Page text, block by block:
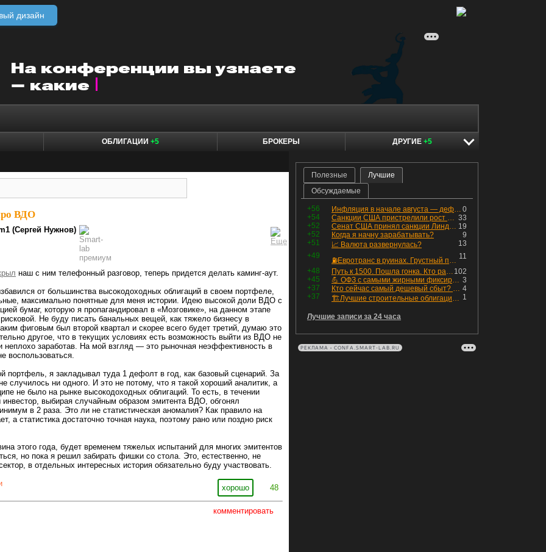
дизайн
ОБЛИГАЦИИ +5 БРОКЕРЫ ДРУГИЕ +5
ВДО
(Сергей Нужнов)
наш с ним телефонный разговор, теперь придется делать каминг-аут.
от большинства высокодоходных облигаций в своем портфеле,
максимально понятные для меня истории. Идею высокой доли ВДО с
бумаг, которую я пропагандировал в «Мозговике», на данном этапе
Не буду писать банальных вещей, как тяжело бизнесу в
фиговым был второй квартал и скорее всего будет третий, думаю это
другое, что в текущих условиях есть возможность выйти из ВДО не
неплохо заработав. На мой взгляд — это рыночная неэффективность в
воспользоваться.
портфель, я закладывал туда 1 дефолт в год, как базовый сценарий. За
случилось ни одного. И это не потому, что я такой хороший аналитик, а
не было на рынке высокодоходных облигаций. То есть, в течении
инвестор, выбирая случайным образом эмитента ВДО, обгонял
в 2 раза. Это ли не статистическая аномалия? Как правило на
а статистика достаточно точная наука, поэтому рано или поздно риск
этого года, будет временем тяжелых испытаний для многих эмитентов
но пока я решил забирать фишки со стола. Это, естественно, не
в отдельных интересных история обязательно буду участвовать.
хорошо 48
комментировать
Полезные
Лучшие
Обсуждаемые
+56 0
Инфляция в начале августа — дефляция из-за топлива и плодоовощной корзины, но услуги продолжают дорожать, а рубль начал ослабевать.
+54
33
Санкции США пристрелили рост акций в России
+52
19
Сенат США принял санкции Линдси Грэма против России
+52
9
Когда я начну зарабатывать?
+51
13
📈 Валюта развернулась?
+49
11
⛽️Евротранс в руинах. Грустный пост😶😞 Что изменилось в облигациях?
+48
102
Путь к 1500. Пошла гонка. Кто раньше продаст.
+45
3
💪 ОФЗ с самыми жирными фиксированными купонами
+37
4
Кто сейчас самый дешевый сбыт? Сводный пост по сбытовым компаниям по отчетам РСБУ за Q2 26г.
+37
1
🏗Лучшие строительные облигации первого эшелона
Лучшие записи за 24 часа
РЕКЛАМА • CONFA.SMART-LAB.RU